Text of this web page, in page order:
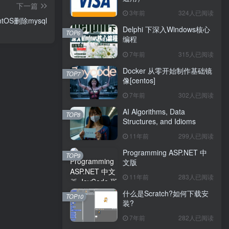
下一篇
删除mysql
3年前 324人已阅读
Delphi 下深入Windows核心
编程
7年前 315人已阅读
TOP6
Docker 从零开始制作基础镜
像[centos]
7年前 302人已阅读
TOP7
AI Algorithms, Data
Structures, and Idioms
11年前 299人已阅读
TOP8
Programming ASP.NET 中
文版
11年前 283人已阅读
TOP9
什么是Scratch?如何下载安
装?
7年前 282人已阅读
TOP10